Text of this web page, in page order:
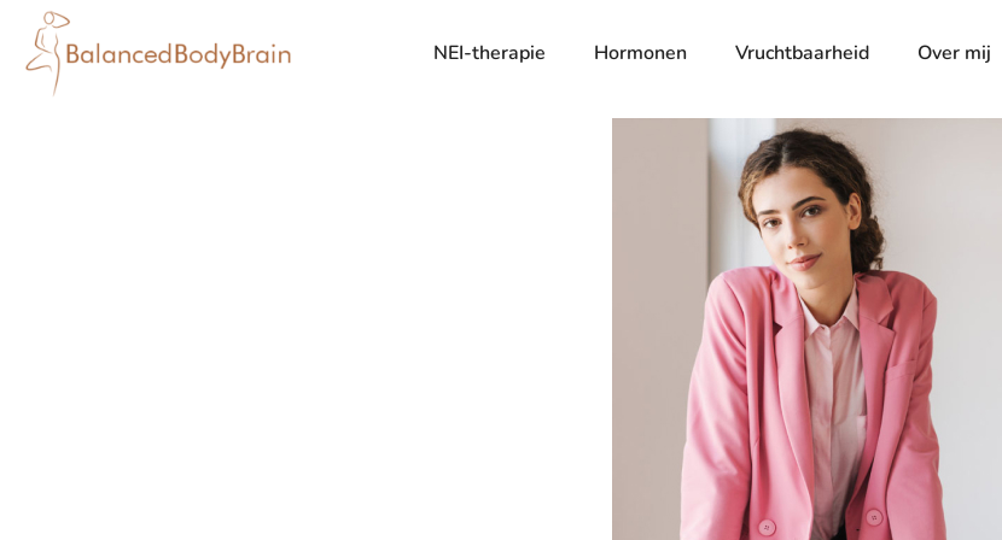
NEI-therapie Hormonen Vruchtbaarheid Over mij